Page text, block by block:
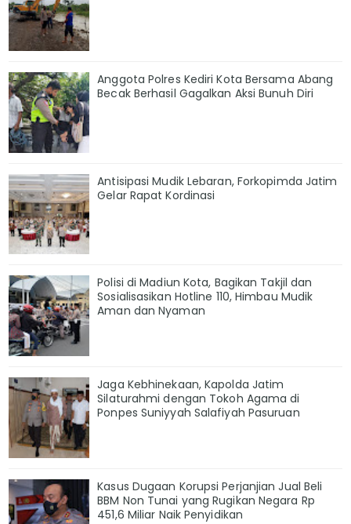
Anggota Polres Kediri Kota Bersama Abang
Becak Berhasil Gagalkan Aksi Bunuh Diri
Antisipasi Mudik Lebaran, Forkopimda Jatim
Gelar Rapat Kordinasi
Polisi di Madiun Kota, Bagikan Takjil dan
Sosialisasikan Hotline 110, Himbau Mudik
Aman dan Nyaman
Jaga Kebhinekaan, Kapolda Jatim
Silaturahmi dengan Tokoh Agama di
Ponpes Suniyyah Salafiyah Pasuruan
Kasus Dugaan Korupsi Perjanjian Jual Beli
BBM Non Tunai yang Rugikan Negara Rp
451,6 Miliar Naik Penyidikan